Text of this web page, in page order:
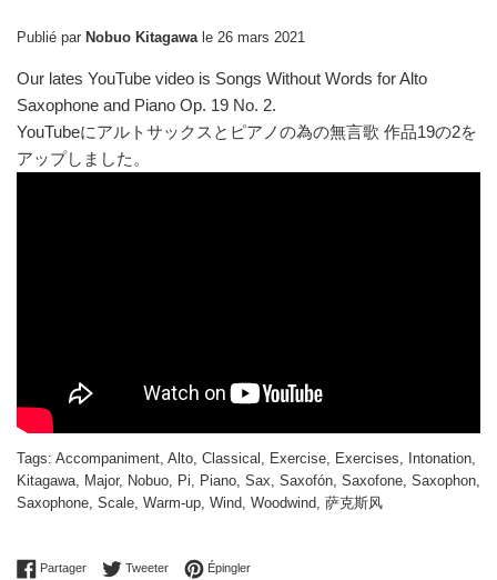
Publié par Nobuo Kitagawa le 26 mars 2021
Our lates YouTube video is Songs Without Words for Alto
Saxophone and Piano Op. 19 No. 2.
YouTubeにアルトサックスとピアノの為の無言歌 作品19の2を
アップしました。
Tags: Accompaniment Alto Classical Exercise Exercises Intonation
Kitagawa Major, Nobuo Pi Piano Sax Saxofón Saxofone Saxophon
Saxophone Scale Warm-up Wind Woodwind 萨克斯风
PartagerPartager sur Facebook
TweeterTweeter sur Twitter
ÉpinglerÉpingler sur Pinterest